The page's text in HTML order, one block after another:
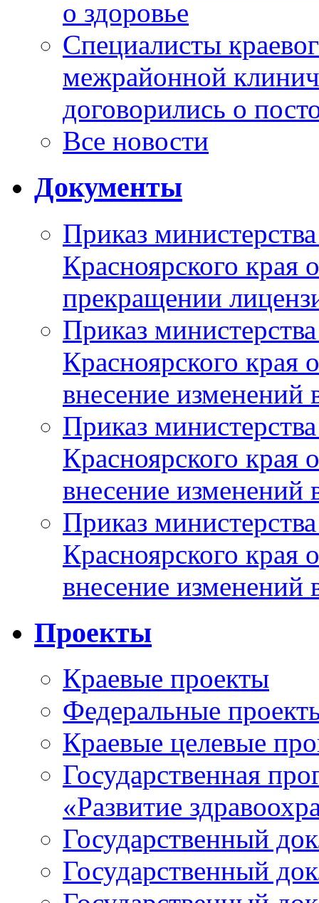
о здоровье
Специалисты
межрайонной
договорились о
Все новости
Документы
Приказ
Красноярского
прекращении
Приказ
Красноярского
внесение изменений
Приказ
Красноярского
внесение изменений
Приказ
Красноярского
внесение изменений
Проекты
Краевые проекты
Федеральные
Краевые целевые
Государственная
«Развитие
Государственный
Государственный